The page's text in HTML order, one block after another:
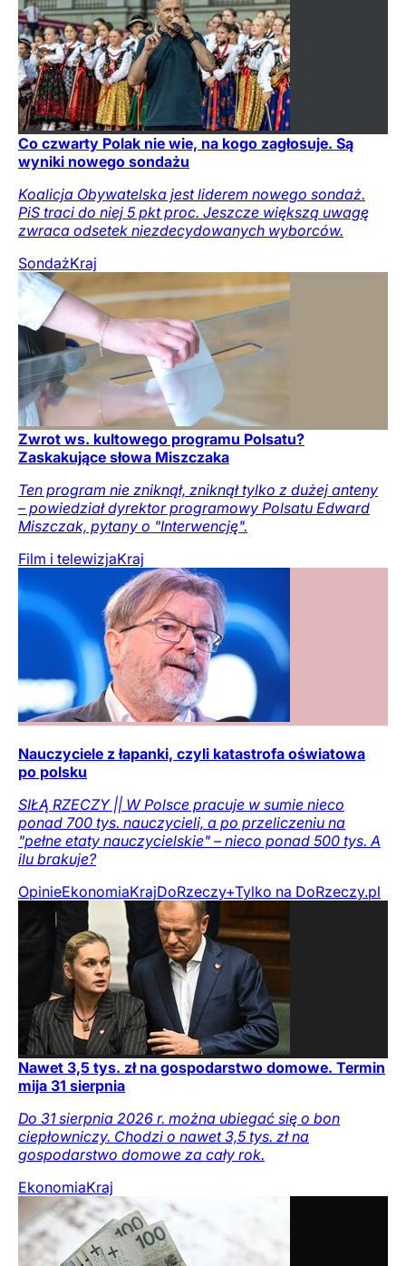
Co czwarty Polak nie wie, na kogo zagłosuje. Są
wyniki nowego sondażu
Koalicja Obywatelska jest liderem nowego sondaż.
PiS traci do niej 5 pkt proc. Jeszcze większą uwagę
zwraca odsetek niezdecydowanych wyborców.
SondażKraj
Zwrot ws. kultowego programu Polsatu?
Zaskakujące słowa Miszczaka
Ten program nie zniknął, zniknął tylko z dużej anteny
– powiedział dyrektor programowy Polsatu Edward
Miszczak, pytany o "Interwencję".
Film i telewizjaKraj
Nauczyciele z łapanki, czyli katastrofa oświatowa
po polsku
SIŁĄ RZECZY || W Polsce pracuje w sumie nieco
ponad 700 tys. nauczycieli, a po przeliczeniu na
"pełne etaty nauczycielskie" – nieco ponad 500 tys. A
ilu brakuje?
OpinieEkonomiaKrajDoRzeczy+Tylko na DoRzeczy.pl
Nawet 3,5 tys. zł na gospodarstwo domowe. Termin
mija 31 sierpnia
Do 31 sierpnia 2026 r. można ubiegać się o bon
ciepłowniczy. Chodzi o nawet 3,5 tys. zł na
gospodarstwo domowe za cały rok.
EkonomiaKraj